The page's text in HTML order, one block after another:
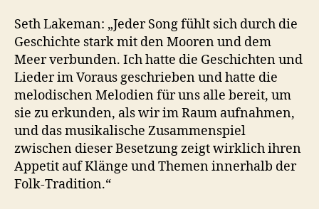
Seth Lakeman: „Jeder Song fühlt sich durch die
Geschichte stark mit den Mooren und dem
Meer verbunden. Ich hatte die Geschichten und
Lieder im Voraus geschrieben und hatte die
melodischen Melodien für uns alle bereit, um
sie zu erkunden, als wir im Raum aufnahmen,
und das musikalische Zusammenspiel
zwischen dieser Besetzung zeigt wirklich ihren
Appetit auf Klänge und Themen innerhalb der
Folk-Tradition.“